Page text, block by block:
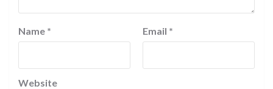
Name * Email *
Website